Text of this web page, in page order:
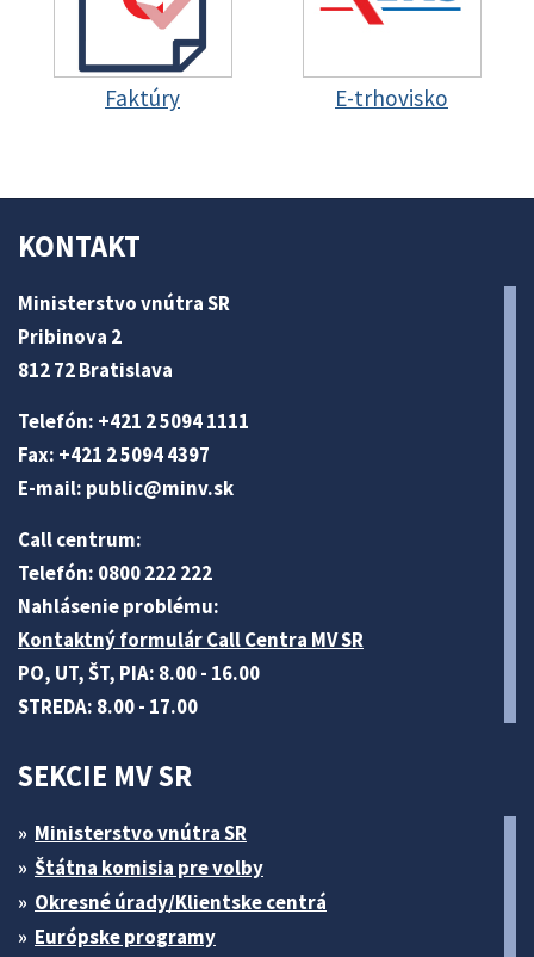
Faktúry E-trhovisko
KONTAKT
Ministerstvo vnútra SR
Pribinova 2
812 72 Bratislava
Telefón: +421 2 5094 1111
Fax: +421 2 5094 4397
E-mail: public@minv.sk
Call centrum:
Telefón: 0800 222 222
Nahlásenie problému:
Kontaktný formulár Call Centra MV SR
PO, UT, ŠT, PIA: 8.00 - 16.00
STREDA: 8.00 - 17.00
SEKCIE MV SR
Ministerstvo vnútra SR
Štátna komisia pre volby
Okresné úrady/Klientske centrá
Európske programy